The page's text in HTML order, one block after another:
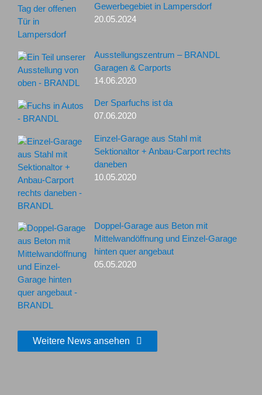
Gewerbegebiet in Lampersdorf
20.05.2024
Ausstellungszentrum – BRANDL
Garagen & Carports
14.06.2020
Der Sparfuchs ist da
07.06.2020
Einzel-Garage aus Stahl mit
Sektionaltor + Anbau-Carport rechts
daneben
10.05.2020
Doppel-Garage aus Beton mit
Mittelwandöffnung und Einzel-Garage
hinten quer angebaut
05.05.2020
Weitere News ansehen